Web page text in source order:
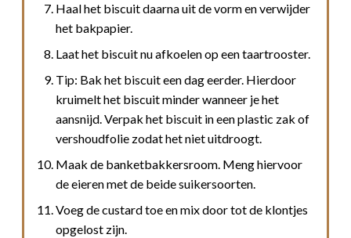
Haal het biscuit daarna uit de vorm en verwijder
het bakpapier.
Laat het biscuit nu afkoelen op een taartrooster.
Tip: Bak het biscuit een dag eerder. Hierdoor
kruimelt het biscuit minder wanneer je het
aansnijd. Verpak het biscuit in een plastic zak of
vershoudfolie zodat het niet uitdroogt.
Maak de banketbakkersroom. Meng hiervoor
de eieren met de beide suikersoorten.
Voeg de custard toe en mix door tot de klontjes
opgelost zijn.